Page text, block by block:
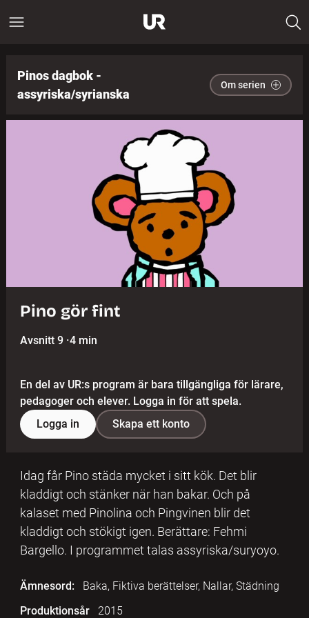
Pinos dagbok -
assyriska/syrianska
Om serien
Pino gör fint
Avsnitt 9 ·4 min
En del av UR:s program är bara tillgängliga för lärare,
pedagoger och elever. Logga in för att spela.
Logga in
Skapa ett konto
Idag får Pino städa mycket i sitt kök. Det blir
kladdigt och stänker när han bakar. Och på
kalaset med Pinolina och Pingvinen blir det
kladdigt och stökigt igen. Berättare: Fehmi
Bargello. I programmet talas assyriska/suryoyo.
Ämnesord:
Baka, Fiktiva berättelser, Nallar, Städning
Produktionsår
2015